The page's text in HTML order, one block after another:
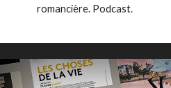
romancière. Podcast.